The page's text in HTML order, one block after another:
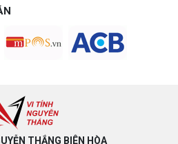
THẮNG BIÊN HÒA​